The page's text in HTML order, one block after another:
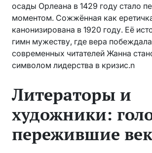
осады Орлеана в 1429 году стало
моментом. Сожжённая как
канонизирована в 1920 году. Её
гимн мужеству, где вера
современных читателей Жанна
символом лидерства в кризис.n
Литераторы и
художники:
пережившие